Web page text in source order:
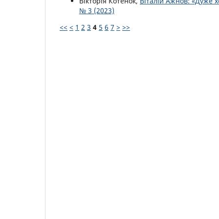
№ 3 (2023)
<< < 1 2 3 4 5 6 7 > >>